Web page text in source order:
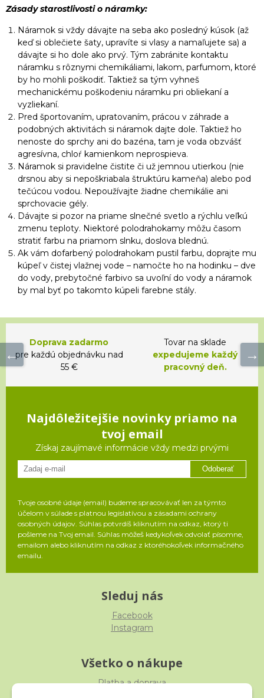
Zásady starostlivosti o náramky:
Náramok si vždy dávajte na seba ako posledný kúsok (až
keď si oblečiete šaty, upravíte si vlasy a namaľujete sa) a
dávajte si ho dole ako prvý. Tým zabránite kontaktu
náramku s rôznymi chemikáliami, lakom, parfumom, ktoré
by ho mohli poškodiť. Taktiež sa tým vyhneš
mechanickému poškodeniu náramku pri obliekaní a
vyzliekaní.
Pred športovaním, upratovaním, prácou v záhrade a
podobných aktivitách si náramok dajte dole. Taktiež ho
nenoste do sprchy ani do bazéna, tam je voda obzvášť
agresívna, chloŕ kamienkom neprospieva.
Náramok si pravidelne čistite či už jemnou utierkou (nie
drsnou aby si nepoškriabala štruktúru kameňa) alebo pod
tečúcou vodou. Nepoužívajte žiadne chemikálie ani
sprchovacie gély.
Dávajte si pozor na priame slnečné svetlo a rýchlu veľkú
zmenu teploty. Niektoré polodrahokamy môžu časom
stratiť farbu na priamom slnku, doslova blednú.
Ak vám dofarbený polodrahokam pustil farbu, doprajte mu
kúpeľ v čistej vlažnej vode – namočte ho na hodinku – dve
do vody, prebytočné farbivo sa uvoľní do vody a náramok
by mal byť po takomto kúpeli farebne stály.
Doprava zadarmo
pre každú objednávku nad
55 €
Tovar na sklade
expedujeme každý
pracovný deň.
Najdôležitejšie novinky priamo na
tvoj email
Získaj zaujímavé informácie vždy medzi prvými
Odoberať
Tvoje osobné údaje (email) budeme spracovávať len za týmto
účelom v súlade s platnou legislatívou a zásadami ochrany
osobných údajov. Súhlas potvrdíš kliknutím na odkaz, ktorý ti
pošleme na Tvoj email. Súhlas môžeš kedykoľvek odvolať písomne,
emailom alebo kliknutím na odkaz z ktoréhokoľvek informačného
emailu.
Sleduj nás
Facebook
Instagram
Všetko o nákupe
Platba a doprava